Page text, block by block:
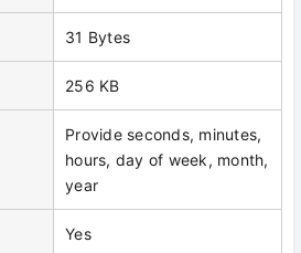
31 Bytes
256 KB
Provide seconds, minutes,
hours, day of week, month,
year
Yes